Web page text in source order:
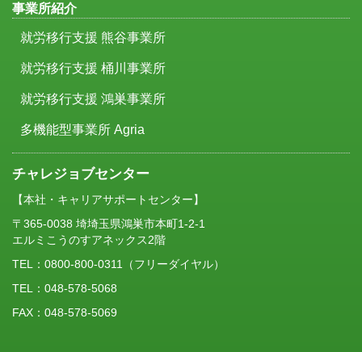
事業所紹介
就労移行支援 熊谷事業所
就労移行支援 桶川事業所
就労移行支援 鴻巣事業所
多機能型事業所 Agria
チャレジョブセンター
【本社・キャリアサポートセンター】
〒365-0038 埼埼玉県鴻巣市本町1-2-1
エルミこうのすアネックス2階
TEL： 0800-800-0311
（フリーダイヤル）
TEL：048-578-5068
FAX：048-578-5069